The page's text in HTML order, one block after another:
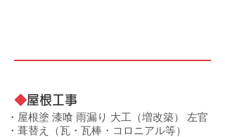
◆屋根工事
・屋根塗 漆喰 雨漏り 大工（増改築） 左官
・葺替え（瓦・瓦棒・コロニアル等）